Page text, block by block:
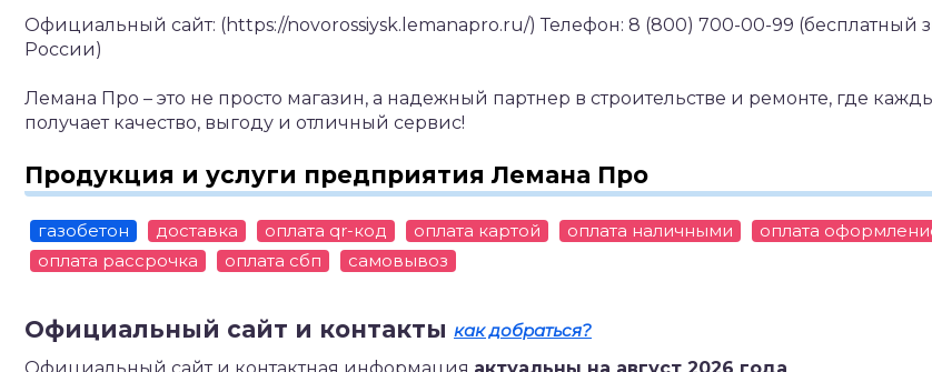
Официальный сайт: (https://novorossiysk.lemanapro.ru/) Телефон: 8 (800) 700-00-99 (бесплатный
России)
Лемана Про – это не просто магазин, а надежный партнер в строительстве и ремонте, где
получает качество, выгоду и отличный сервис!
Продукция и услуги предприятия Лемана Про
газобетон доставка оплата qr-код оплата картой оплата наличными
оплата
оплата рассрочка
оплата сбп самовывоз
Официальный сайт и контакты как добраться?